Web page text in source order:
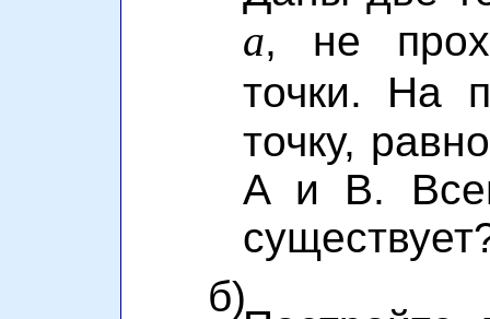
a, не
точки. На
точку,
A и B.
б)